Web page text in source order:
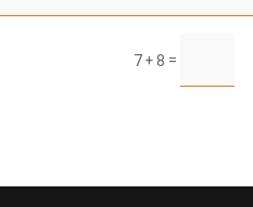
7 + 8 =